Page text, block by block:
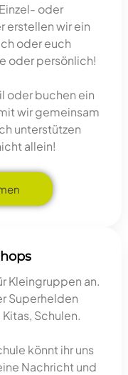
oder
erstellen wir ein
oder euch
oder persönlich!
oder buchen ein
wir gemeinsam
unterstützen
allein!
Kleingruppen an.
Superhelden
Schulen.
könnt ihr uns
Nachricht und